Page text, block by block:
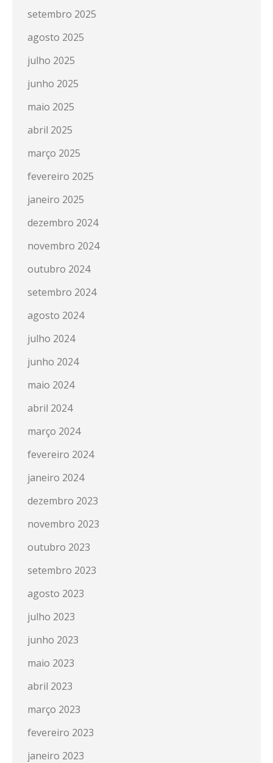
setembro 2025
agosto 2025
julho 2025
junho 2025
maio 2025
abril 2025
março 2025
fevereiro 2025
janeiro 2025
dezembro 2024
novembro 2024
outubro 2024
setembro 2024
agosto 2024
julho 2024
junho 2024
maio 2024
abril 2024
março 2024
fevereiro 2024
janeiro 2024
dezembro 2023
novembro 2023
outubro 2023
setembro 2023
agosto 2023
julho 2023
junho 2023
maio 2023
abril 2023
março 2023
fevereiro 2023
janeiro 2023